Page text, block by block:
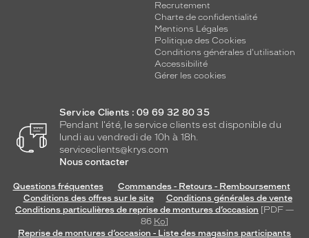
Recrutement
Charte de confidentialité
Mentions Légales
Politique des Cookies
Conditions générales d'utilisation
Accessibilité
Gérer les cookies
Service Clients : 09 69 32 80 35
Pendant l'été, le service clients est disponible du
lundi au vendredi de 10h à 18h.
serviceclients@krys.com
Nous contacter
Questions fréquentes
Commandes - Retours - Remboursement
Conditions des offres sur le site
Conditions générales de vente
Conditions particulières de reprise de montures d’occasion [PDF —
86 Ko]
Reprise de montures d’occasion - Liste des magasins participants